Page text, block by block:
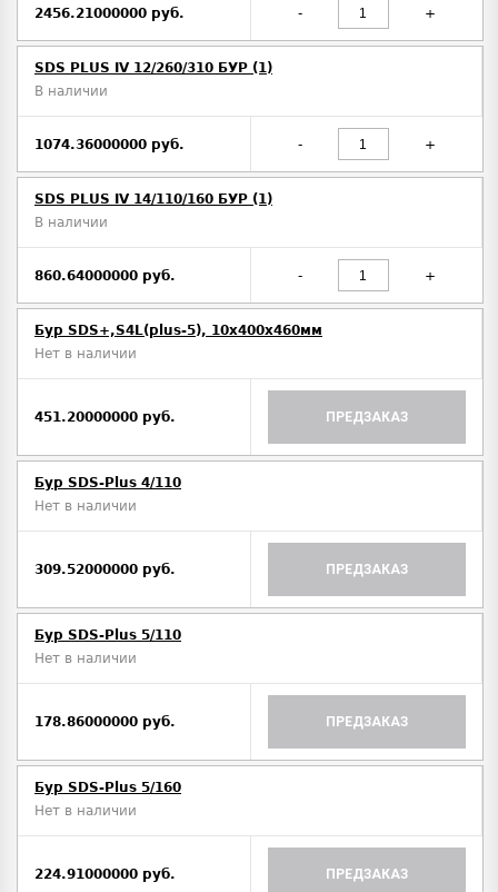
2456.21000000 руб. - +
SDS PLUS IV 12/260/310 БУР (1)
В наличии
1074.36000000 руб. - +
SDS PLUS IV 14/110/160 БУР (1)
В наличии
860.64000000 руб. - +
Бур SDS+,S4L(plus-5), 10х400x460мм
Нет в наличии
451.20000000 руб. ПРЕДЗАКАЗ
Бур SDS-Plus 4/110
Нет в наличии
309.52000000 руб. ПРЕДЗАКАЗ
Бур SDS-Plus 5/110
Нет в наличии
178.86000000 руб. ПРЕДЗАКАЗ
Бур SDS-Plus 5/160
Нет в наличии
224.91000000 руб. ПРЕДЗАКАЗ